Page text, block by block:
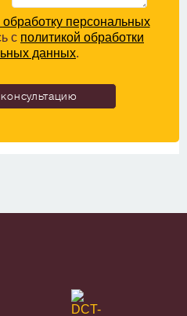
обработку персональных
с политикой обработки
данных.